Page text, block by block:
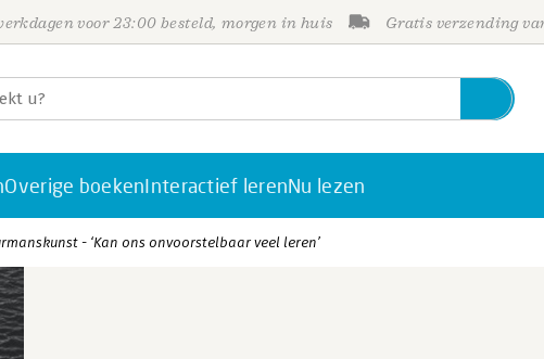
voor 23:00 besteld, morgen in huis Gratis verzending
Overige boekenInteractief lerenNu lezen
- ‘Kan ons onvoorstelbaar veel leren’